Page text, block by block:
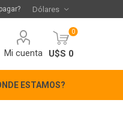
Mi cuenta
0
U$S 0
ESTAMOS?